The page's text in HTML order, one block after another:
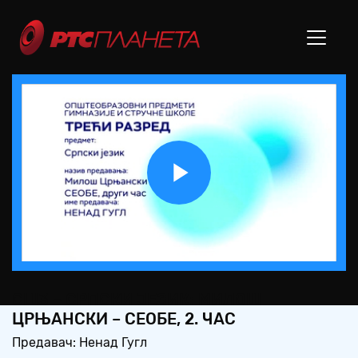
Play
Video
ЦРЊАНСКИ – СЕОБЕ, 2. ЧАС
Предавач: Ненад Гугл